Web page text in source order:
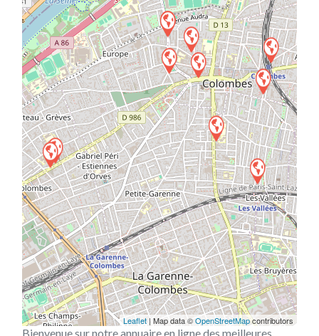
Leaflet | Map data ©OpenStreetMapcontributors
Bienvenue sur notre annuaire en ligne des meilleures